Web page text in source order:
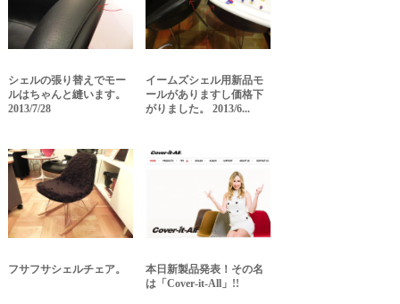
シェルの張り替えでモー
ルはちゃんと縫います。
2013/7/28
イームズシェル用新品モ
ールがありますし価格下
がりました。 2013/6...
フサフサシェルチェア。
本日新製品発表！その名
は「Cover-it-All」!!